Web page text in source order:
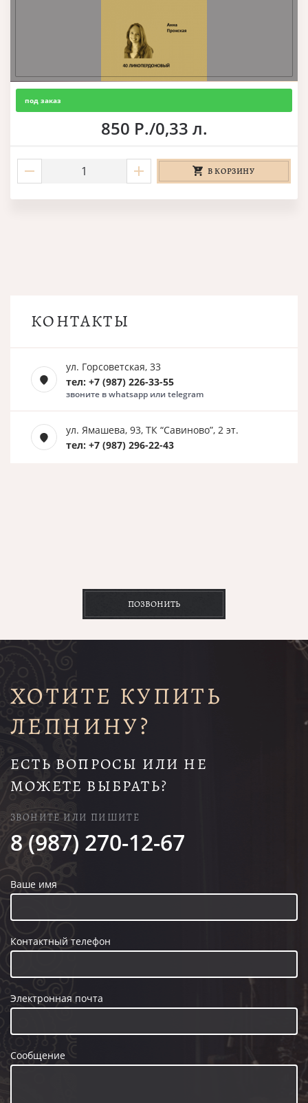
под заказ
850 Р./0,33 л.
В КОРЗИНУ
КОНТАКТЫ
ул. Горсоветская, 33
тел: +7 (987) 226-33-55
звоните в whatsapp или telegram
ул. Ямашева, 93, ТК “Савиново”, 2 эт.
тел: +7 (987) 296-22-43
ПОЗВОНИТЬ
ХОТИТЕ КУПИТЬ
ЛЕПНИНУ?
ЕСТЬ ВОПРОСЫ ИЛИ НЕ
МОЖЕТЕ ВЫБРАТЬ?
ЗВОНИТЕ ИЛИ ПИШИТЕ
8 (987) 270-12-67
Ваше имя
Контактный телефон
Электронная почта
Сообщение